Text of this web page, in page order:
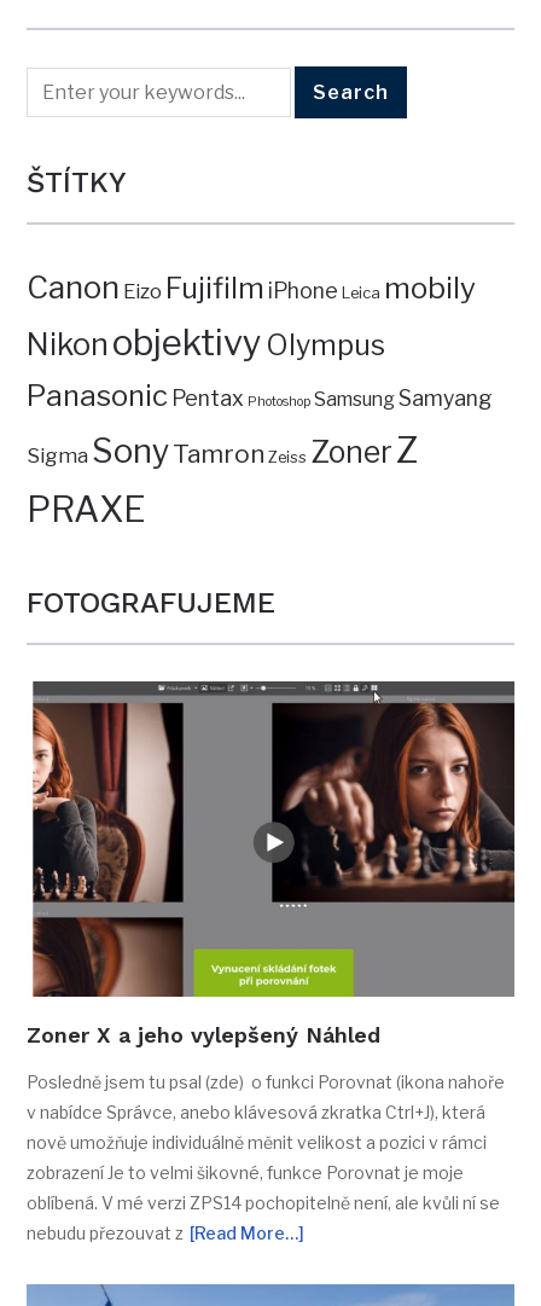
ŠTÍTKY
Canon Eizo Fujifilm iPhone Leica mobily
Nikon objektivy Olympus
Panasonic Pentax Photoshop SamsungSamyang
Sigma SonyTamron Zeiss ZonerZ
PRAXE
FOTOGRAFUJEME
Zoner X a jeho vylepšený Náhled
Posledně jsem tu psal (zde) o funkci Porovnat (ikona nahoře
v nabídce Správce, anebo klávesová zkratka Ctrl+J), která
nově umožňuje individuálně měnit velikost a pozici v rámci
zobrazení Je to velmi šikovné, funkce Porovnat je moje
oblíbená. V mé verzi ZPS14 pochopitelně není, ale kvůli ní se
nebudu přezouvat z [Read More…]